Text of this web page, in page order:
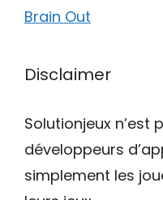
Brain Out
Disclaimer
Solutionjeux n’est
développeurs
simplement les